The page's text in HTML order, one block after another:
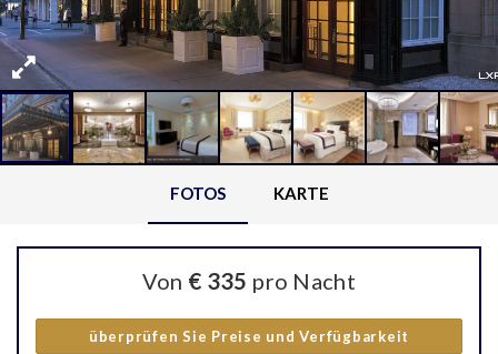
FOTOS KARTE
Von € 335 pro Nacht
überprüfen Sie Preise und Verfügbarkeit